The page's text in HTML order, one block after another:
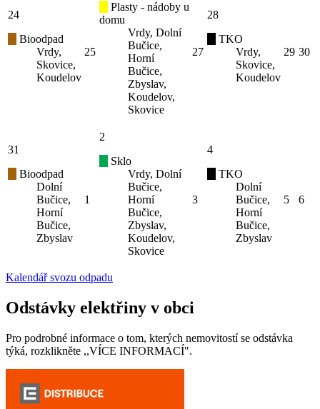
24
Bioodpad
Vrdy,
Skovice,
Koudelov
25
Plasty - nádoby u
domu
Vrdy, Dolní
Bučice,
Horní
Bučice,
Zbyslav,
Koudelov,
Skovice
27
28
TKO
Vrdy,
Skovice,
Koudelov
29 30
31
Bioodpad
Dolní
Bučice,
Horní
Bučice,
Zbyslav
1
2
Sklo
Vrdy, Dolní
Bučice,
Horní
Bučice,
Zbyslav,
Koudelov,
Skovice
3
4
TKO
Dolní
Bučice,
Horní
Bučice,
Zbyslav
5 6
Kalendář svozu odpadu
Odstávky elektřiny v obci
Pro podrobné informace o tom, kterých nemovitostí se odstávka
týká, rozklikněte ,,VÍCE INFORMACÍ".